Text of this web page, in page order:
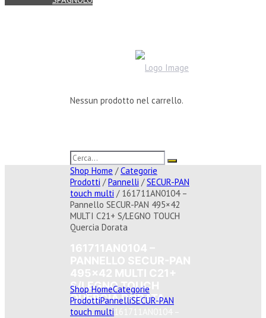
Nessun prodotto nel carrello.
Shop Home /Categorie
Prodotti /Pannelli /SECUR-PAN
touch multi / 161711AN0104 –
Pannello SECUR-PAN 495×42
MULTI C21+ S/LEGNO TOUCH
Quercia Dorata
S/LEGNO TOUCH
QUERCIA DORATA
Shop HomeCategorie
ProdottiPannelliSECUR-PAN
touch multi